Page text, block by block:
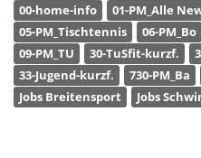
00-home-info 01-PM_Alle
05-PM_Tischtennis
06-PM_Bo
09-PM_TU
30-TuSfit-kurzf.
33-Jugend-kurzf.
730-PM_Ba
Jobs Breitensport
Jobs